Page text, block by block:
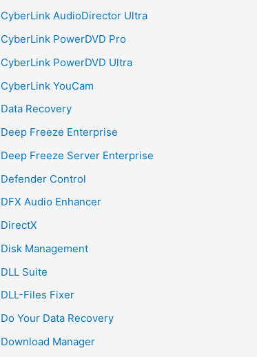
CyberLink AudioDirector Ultra
CyberLink PowerDVD Pro
CyberLink PowerDVD Ultra
CyberLink YouCam
Data Recovery
Deep Freeze Enterprise
Deep Freeze Server Enterprise
Defender Control
DFX Audio Enhancer
DirectX
Disk Management
DLL Suite
DLL-Files Fixer
Do Your Data Recovery
Download Manager